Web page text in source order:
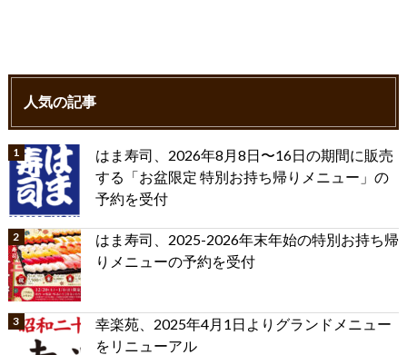
人気の記事
はま寿司、2026年8月8日〜16日の期間に販売
する「お盆限定 特別お持ち帰りメニュー」の
予約を受付
はま寿司、2025-2026年末年始の特別お持ち帰
りメニューの予約を受付
幸楽苑、2025年4月1日よりグランドメニュー
をリニューアル